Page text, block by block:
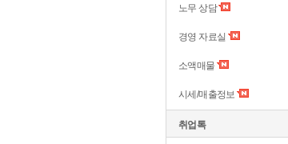
노무 상담
경영 자료실
소액매물
시세/매출정보
취업톡